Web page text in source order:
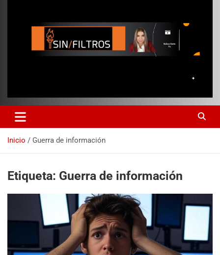
Inicio Guerra de información
Etiqueta: Guerra de información